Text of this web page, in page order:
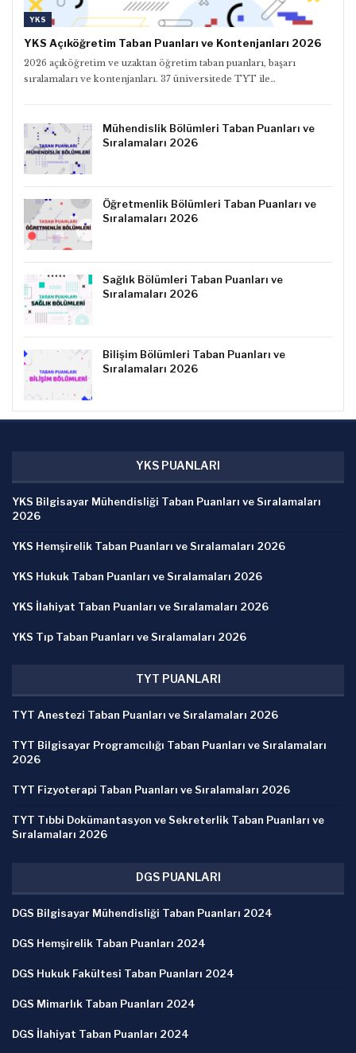
YKS
YKS Açıköğretim Taban Puanları ve Kontenjanları 2026
2026 açıköğretim ve uzaktan öğretim taban puanları, başarı
sıralamaları ve kontenjanları. 37 üniversitede TYT ile…
Mühendislik Bölümleri Taban Puanları ve
Sıralamaları 2026
Öğretmenlik Bölümleri Taban Puanları ve
Sıralamaları 2026
Sağlık Bölümleri Taban Puanları ve
Sıralamaları 2026
Bilişim Bölümleri Taban Puanları ve
Sıralamaları 2026
YKS PUANLARI
YKS Bilgisayar Mühendisliği Taban Puanları ve Sıralamaları
2026
YKS Hemşirelik Taban Puanları ve Sıralamaları 2026
YKS Hukuk Taban Puanları ve Sıralamaları 2026
YKS İlahiyat Taban Puanları ve Sıralamaları 2026
YKS Tıp Taban Puanları ve Sıralamaları 2026
TYT PUANLARI
TYT Anestezi Taban Puanları ve Sıralamaları 2026
TYT Bilgisayar Programcılığı Taban Puanları ve Sıralamaları
2026
TYT Fizyoterapi Taban Puanları ve Sıralamaları 2026
TYT Tıbbi Dokümantasyon ve Sekreterlik Taban Puanları ve
Sıralamaları 2026
DGS PUANLARI
DGS Bilgisayar Mühendisliği Taban Puanları 2024
DGS Hemşirelik Taban Puanları 2024
DGS Hukuk Fakültesi Taban Puanları 2024
DGS Mimarlık Taban Puanları 2024
DGS İlahiyat Taban Puanları 2024